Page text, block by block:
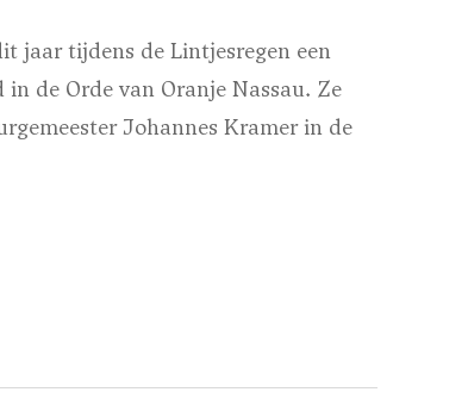
jaar tijdens de Lintjesregen een
de Orde van Oranje Nassau. Ze
Johannes Kramer in de